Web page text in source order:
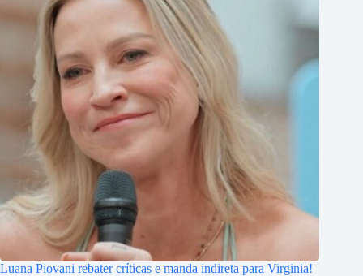
Luana Piovani rebater críticas e manda indireta para Virginia!